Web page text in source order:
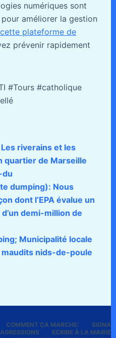
numériques sont
améliorer la gestion
cette plateforme de
prévenir rapidement
#Tours #catholique
riverains et les
quartier de Marseille
du
dumping): Nous
dont l’EPA évalue un
demi-million de
Municipalité locale
nids-de-poule
COMMENT ÇA MARCHE:
AGRESSIONS
ECRIRE À LA MAIRIE